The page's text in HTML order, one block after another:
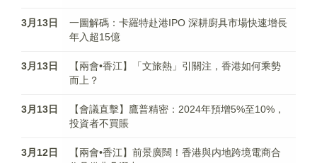
3月13日
一圖解碼：卡羅特赴港IPO 深耕廚具市場快速增長
年入超15億
3月13日
【兩會•香江】「文旅熱」引關注，香港如何乘勢
而上？
3月13日
【會議直擊】鷹普精密：2024年預增5%至10%，
投資者不買賬
3月12日
【兩會•香江】前景廣闊！香港與内地跨境電商合